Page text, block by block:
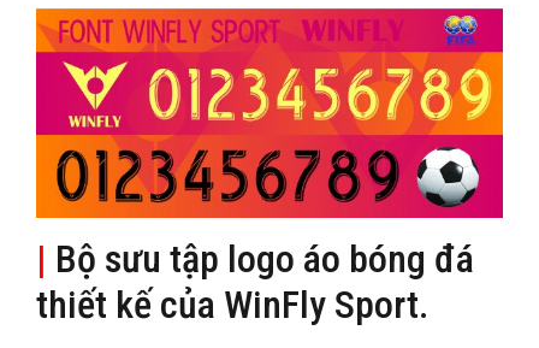
| Bộ sưu tập logo áo bóng đá
thiết kế của WinFly Sport.